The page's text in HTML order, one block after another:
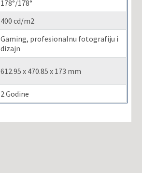
178°/178°
400 cd/m2
Gaming, profesionalnu fotografiju i
dizajn
612.95 x 470.85 x 173 mm
2 Godine